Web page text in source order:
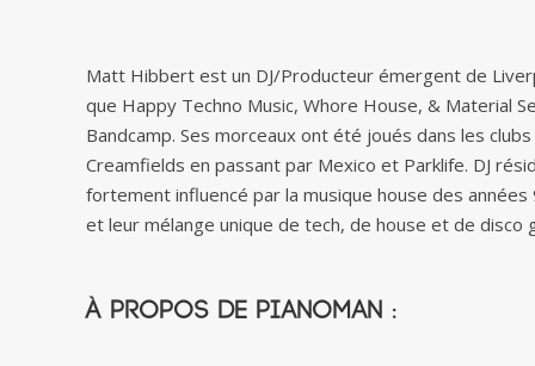
Matt Hibbert est un DJ/Producteur émergent de
que Happy Techno Music, Whore House, & Material
Bandcamp. Ses morceaux ont été joués dans les
Creamfields en passant par Mexico et Parklife. DJ
fortement influencé par la musique house des
et leur mélange unique de tech, de house et de disco
À propos de Pianoman :